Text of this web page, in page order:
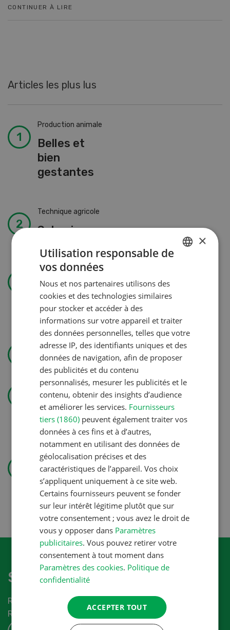
CONTINUER À LIRE
Articles les plus lus
Production animale
Belles et
bien
gestantes
Technique agricole
Solomix
Gestion
Pas de jardin permanent sans
autorisation
Utiliser l’eau avec efficience
Technique agricole
« J’aime les cultures et aussi
soigner les animaux »
Production végétale
Couverts végétaux: objectifs
clairs, bénéfices durables
S'abonner à la newletter
Recevez les dernières nouvelles du monde de la
Revue-UFA.
×
Utilisation responsable de
vos données
Nous et nos partenaires utilisons des
cookies et des technologies similaires
pour stocker et accéder à des
informations sur votre appareil et traiter
des données personnelles, telles que votre
adresse IP, des identifiants uniques et des
données de navigation, afin de proposer
des publicités et du contenu
personnalisés, mesurer les publicités et le
contenu, obtenir des insights d’audience
et améliorer les services. Fournisseurs
tiers (1860) peuvent également traiter vos
données à ces fins et à d’autres,
notamment en utilisant des données de
géolocalisation précises et des
caractéristiques de l’appareil. Vos choix
s’appliquent uniquement à ce site web.
Certains fournisseurs peuvent se fonder
sur leur intérêt légitime plutôt que sur
votre consentement ; vous avez le droit de
vous y opposer dans Paramètres
publicitaires. Vous pouvez retirer votre
consentement à tout moment dans
Paramètres des cookies. Politique de
confidentialité
ACCEPTER TOUT